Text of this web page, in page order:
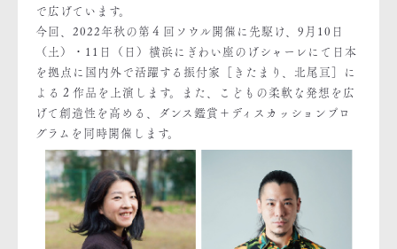
で広げています。
今回、2022年秋の第４回ソウル開催に先駆け、9月10日
（土）・11日（日）横浜にぎわい座のげシャーレにて日本
を拠点に国内外で活躍する振付家［きたまり、北尾亘］に
よる２作品を上演します。また、こどもの柔軟な発想を広
げて創造性を高める、ダンス鑑賞＋ディスカッションプロ
グラムを同時開催します。